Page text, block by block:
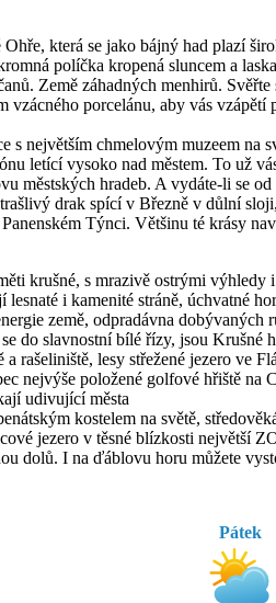
která se jako bájný had plazí
políčka kropená sluncem a
Země záhadných menhirů.
porcelánu, aby vás
s největším chmelovým muzeem
letící vysoko nad městem. To už
městských hradeb. A vydáte-li se
drak spící v Březně v důlní
Týnci. Většinu té krásy
krušné, s mrazivě ostrými
i kamenité stráně, úchvatné
země, odpradávna
do slavnostní bílé řízy, jsou
rašeliniště, lesy střežené jezero
nejvýše položené golfové hřiště
udivující města
kostelem na světě,
jezero v těsné blízkosti největší
dolů. I na ďáblovu horu můžete
Pátek